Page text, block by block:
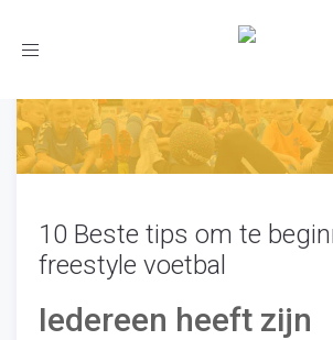
Toggle
10 Beste tips om te
freestyle voetbal
Iedereen heeft zijn